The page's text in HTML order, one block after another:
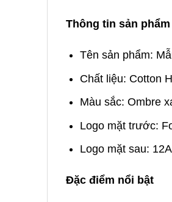
Thông tin sản phẩm
Tên sản phẩm:
Chất liệu: Cotton
Màu sắc: Ombre
Logo mặt trước:
Logo mặt sau:
Đặc điểm nổi bật